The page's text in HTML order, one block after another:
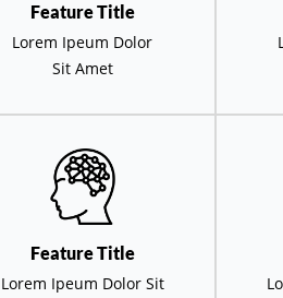
Feature Title
Lorem Ipeum Dolor
Sit Amet
Feature Title
Lorem Ipeum Dolor Sit